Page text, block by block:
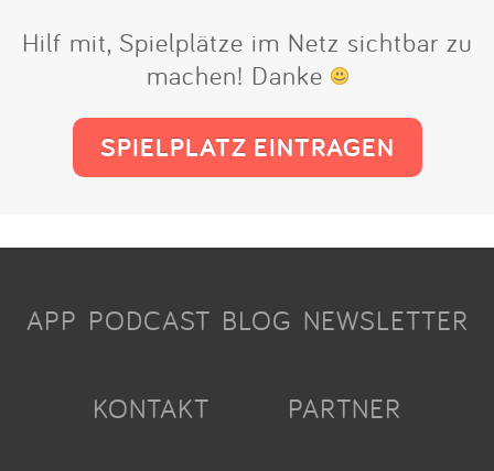
Hilf mit, Spielplätze im Netz sichtbar zu
machen! Danke
SPIELPLATZ EINTRAGEN
APP PODCAST BLOG NEWSLETTER
KONTAKT PARTNER